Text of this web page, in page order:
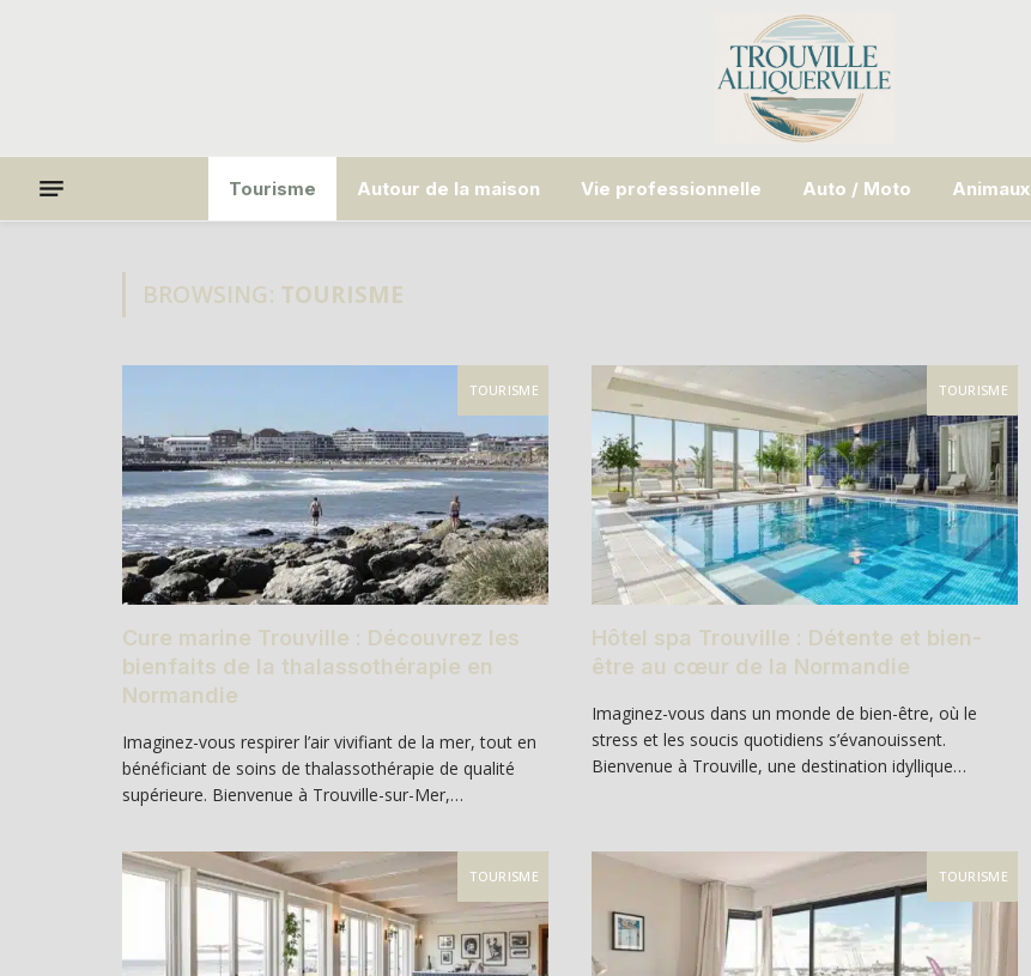
Tourisme Autour de la maison Vie professionnelle Auto / Moto Animaux
BROWSING: TOURISME
TOURISME
Cure marine Trouville : Découvrez les
bienfaits de la thalassothérapie en
Normandie
Imaginez-vous respirer l’air vivifiant de la mer, tout en
bénéficiant de soins de thalassothérapie de qualité
supérieure. Bienvenue à Trouville-sur-Mer,…
TOURISME
Hôtel spa Trouville : Détente et bien-
être au cœur de la Normandie
Imaginez-vous dans un monde de bien-être, où le
stress et les soucis quotidiens s’évanouissent.
Bienvenue à Trouville, une destination idyllique…
TOURISME TOURISME